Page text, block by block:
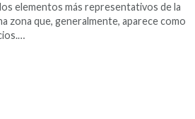
elementos más representativos de la
zona que, generalmente, aparece como